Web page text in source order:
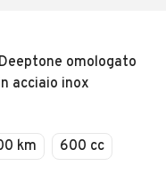
omologato
acciaio inox
km
600 cc